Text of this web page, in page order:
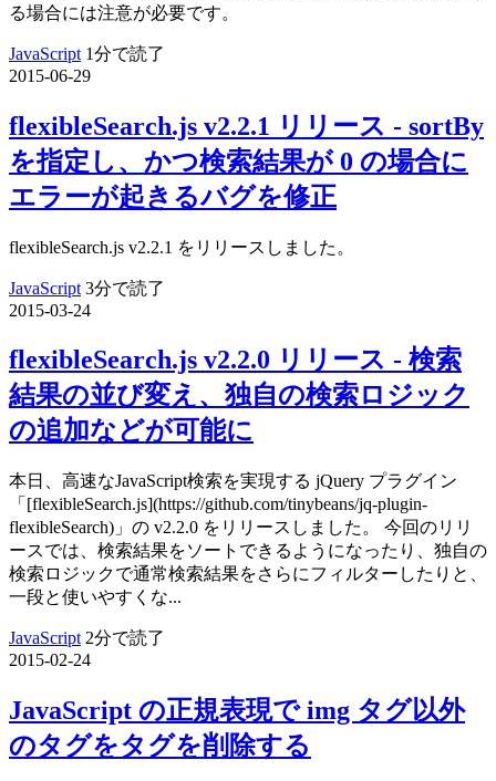
る場合には注意が必要です。
JavaScript 1分で読了
2015-06-29
flexibleSearch.js v2.2.1 リリース - sortBy
を指定し、かつ検索結果が 0 の場合に
エラーが起きるバグを修正
flexibleSearch.js v2.2.1 をリリースしました。
JavaScript 3分で読了
2015-03-24
flexibleSearch.js v2.2.0 リリース - 検索
結果の並び変え、独自の検索ロジック
の追加などが可能に
本日、高速なJavaScript検索を実現する jQuery プラグイン
「[flexibleSearch.js](https://github.com/tinybeans/jq-plugin-
flexibleSearch)」の v2.2.0 をリリースしました。 今回のリリ
ースでは、検索結果をソートできるようになったり、独自の
検索ロジックで通常検索結果をさらにフィルターしたりと、
一段と使いやすくな...
JavaScript 2分で読了
2015-02-24
JavaScript の正規表現で img タグ以外
のタグをタグを削除する